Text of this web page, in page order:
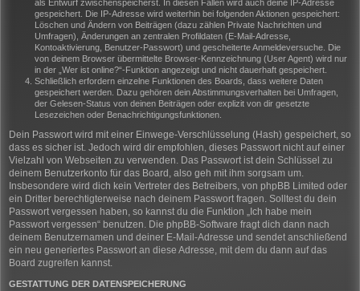
als Entwurf zwischenspeicherst. In diesen Fällen wird auch deine IP-Adresse
gespeichert. Die IP-Adresse wird weiterhin bei folgenden Aktionen gespeichert:
Löschen und Ändern von Beiträgen (dazu zählen Private Nachrichten und
Umfragen), Änderungen an zentralen Profildaten (E-Mail-Adresse,
Kontoaktivierung, Benutzer-Passwort) und gescheiterte Anmeldeversuche. Die
von deinem Browser übermittelte Browser-Kennzeichnung (User Agent) wird nur
in der „Wer ist online?“-Funktion angezeigt und nicht dauerhaft gespeichert.
Schließlich erfordern einzelne Funktionen des Boards, dass weitere Daten
gespeichert werden. Dazu gehören dein Abstimmungsverhalten bei Umfragen,
der Gelesen-Status von deinen Beiträgen oder explizit von dir gesetzte
Lesezeichen oder Benachrichtigungsfunktionen.
Dein Passwort wird mit einer Einwege-Verschlüsselung (Hash) gespeichert, so
dass es sicher ist. Jedoch wird dir empfohlen, dieses Passwort nicht auf einer
Vielzahl von Webseiten zu verwenden. Das Passwort ist dein Schlüssel zu
deinem Benutzerkonto für das Board, also geh mit ihm sorgsam um.
Insbesondere wird dich kein Vertreter des Betreibers, von phpBB Limited oder
ein Dritter berechtigterweise nach deinem Passwort fragen. Solltest du dein
Passwort vergessen haben, so kannst du die Funktion „Ich habe mein
Passwort vergessen“ benutzen. Die phpBB-Software fragt dich dann nach
deinem Benutzernamen und deiner E-Mail-Adresse und sendet anschließend
ein neu generiertes Passwort an diese Adresse, mit dem du dann auf das
Board zugreifen kannst.
GESTATTUNG DER DATENSPEICHERUNG